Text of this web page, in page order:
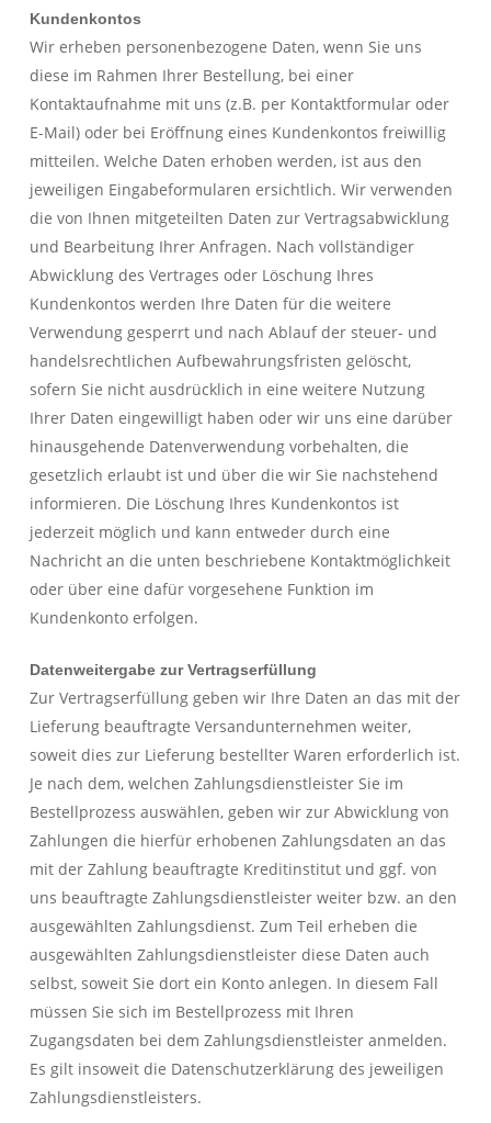
Kundenkontos
Wir erheben personenbezogene Daten, wenn Sie uns
diese im Rahmen Ihrer Bestellung, bei einer
Kontaktaufnahme mit uns (z.B. per Kontaktformular oder
E-Mail) oder bei Eröffnung eines Kundenkontos freiwillig
mitteilen. Welche Daten erhoben werden, ist aus den
jeweiligen Eingabeformularen ersichtlich. Wir verwenden
die von Ihnen mitgeteilten Daten zur Vertragsabwicklung
und Bearbeitung Ihrer Anfragen. Nach vollständiger
Abwicklung des Vertrages oder Löschung Ihres
Kundenkontos werden Ihre Daten für die weitere
Verwendung gesperrt und nach Ablauf der steuer- und
handelsrechtlichen Aufbewahrungsfristen gelöscht,
sofern Sie nicht ausdrücklich in eine weitere Nutzung
Ihrer Daten eingewilligt haben oder wir uns eine darüber
hinausgehende Datenverwendung vorbehalten, die
gesetzlich erlaubt ist und über die wir Sie nachstehend
informieren. Die Löschung Ihres Kundenkontos ist
jederzeit möglich und kann entweder durch eine
Nachricht an die unten beschriebene Kontaktmöglichkeit
oder über eine dafür vorgesehene Funktion im
Kundenkonto erfolgen.
Datenweitergabe zur Vertragserfüllung
Zur Vertragserfüllung geben wir Ihre Daten an das mit der
Lieferung beauftragte Versandunternehmen weiter,
soweit dies zur Lieferung bestellter Waren erforderlich ist.
Je nach dem, welchen Zahlungsdienstleister Sie im
Bestellprozess auswählen, geben wir zur Abwicklung von
Zahlungen die hierfür erhobenen Zahlungsdaten an das
mit der Zahlung beauftragte Kreditinstitut und ggf. von
uns beauftragte Zahlungsdienstleister weiter bzw. an den
ausgewählten Zahlungsdienst. Zum Teil erheben die
ausgewählten Zahlungsdienstleister diese Daten auch
selbst, soweit Sie dort ein Konto anlegen. In diesem Fall
müssen Sie sich im Bestellprozess mit Ihren
Zugangsdaten bei dem Zahlungsdienstleister anmelden.
Es gilt insoweit die Datenschutzerklärung des jeweiligen
Zahlungsdienstleisters.